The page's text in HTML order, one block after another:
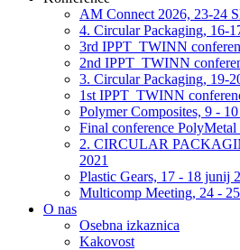
AM Connect 2026, 23-24
4. Circular Packaging, 16-
3rd IPPT_TWINN
2nd IPPT_TWINN
3. Circular Packaging, 19-
1st IPPT_TWINN
Polymer Composites, 9 -
Final conference PolyMetal
2. CIRCULAR
2021
Plastic Gears, 17 - 18 junij
Multicomp Meeting, 24 -
O nas
Osebna izkaznica
Kakovost